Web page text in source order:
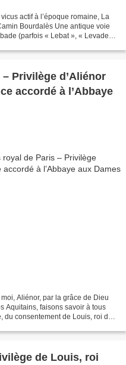
actif à l’époque romaine, La
Bourdalès Une antique voie
(parfois « Lebat », « Levade
Privilège d’Aliénor
accordé à l’Abbaye
Aliénor, par la grâce de Dieu
Aquitains, faisons savoir à tous
consentement de Louis, roi des
de Louis, roi